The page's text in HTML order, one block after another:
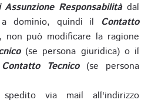
Responsabilitàdal
dominio, quindi il Contatto
non può modificare la ragione
(se persona giuridica) o il
Contatto Tecnico(se persona
via mail all'indirizzo